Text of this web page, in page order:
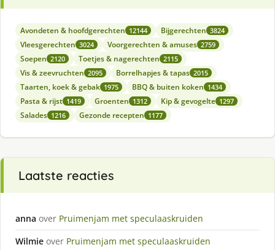
Avondeten & hoofdgerechten 12144 Bijgerechten 3824
Vleesgerechten 3024 Voorgerechten & amuses 2759
Soepen 2120 Toetjes & nagerechten 2115
Vis & zeevruchten 2095 Borrelhapjes & tapas 2015
Taarten, koek & gebak 1975 BBQ & buiten koken 1434
Pasta & rijst 1419 Groenten 1312 Kip & gevogelte 1297
Salades 1216 Gezonde recepten 1177
Laatste reacties
anna over Pruimenjam met speculaaskruiden
Wilmie over Pruimenjam met speculaaskruiden